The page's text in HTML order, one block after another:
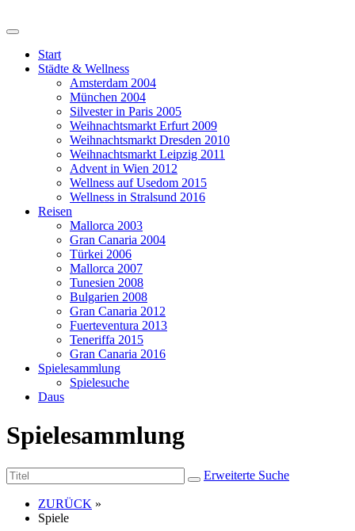
Start
Städte & Wellness
Amsterdam 2004
München 2004
Silvester in Paris 2005
Weihnachtsmarkt Erfurt 2009
Weihnachtsmarkt Dresden 2010
Weihnachtsmarkt Leipzig 2011
Advent in Wien 2012
Wellness auf Usedom 2015
Wellness in Stralsund 2016
Reisen
Mallorca 2003
Gran Canaria 2004
Türkei 2006
Mallorca 2007
Tunesien 2008
Bulgarien 2008
Gran Canaria 2012
Fuerteventura 2013
Teneriffa 2015
Gran Canaria 2016
Spielesammlung
Spielesuche
Daus
Spielesammlung
Erweiterte Suche
ZURÜCK »
Spiele